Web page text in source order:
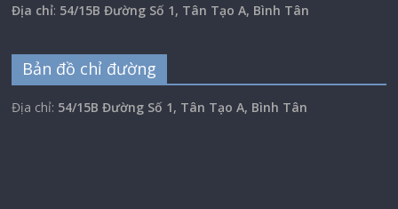
Địa chỉ: 54/15B Đường Số 1, Tân Tạo A, Bình Tân
Bản đồ chỉ đường
Địa chỉ: 54/15B Đường Số 1, Tân Tạo A, Bình Tân